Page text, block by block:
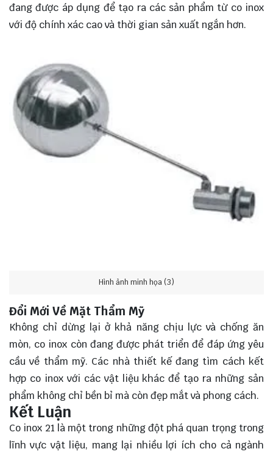
đang được áp dụng để tạo ra các sản phẩm từ co inox
với độ chính xác cao và thời gian sản xuất ngắn hơn.
Hình ảnh minh họa (3)
Đổi Mới Về Mặt Thẩm Mỹ
Không chỉ dừng lại ở khả năng chịu lực và chống ăn
mòn, co inox còn đang được phát triển để đáp ứng yêu
cầu về thẩm mỹ. Các nhà thiết kế đang tìm cách kết
hợp co inox với các vật liệu khác để tạo ra những sản
phẩm không chỉ bền bỉ mà còn đẹp mắt và phong cách.
Kết Luận
Co inox 21 là một trong những đột phá quan trọng trong
lĩnh vực vật liệu, mang lại nhiều lợi ích cho cả ngành